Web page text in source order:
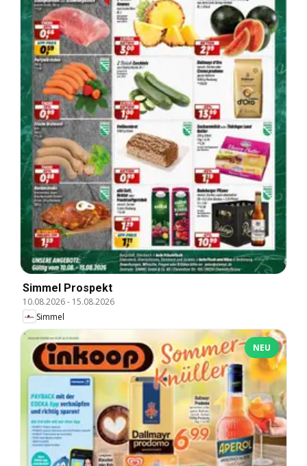
Simmel Prospekt
10.08.2026- 15.08.2026
Simmel
NEU